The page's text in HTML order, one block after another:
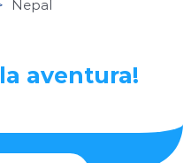
Nepal
la aventura!